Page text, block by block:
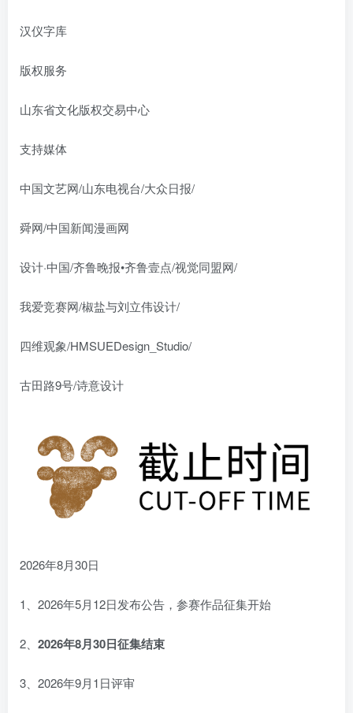
汉仪字库
版权服务
山东省文化版权交易中心
支持媒体
中国文艺网/山东电视台/大众日报/
舜网/中国新闻漫画网
设计·中国/齐鲁晚报•齐鲁壹点/视觉同盟网/
我爱竞赛网/椒盐与刘立伟设计/
四维观象/HMSUEDesign_Studio/
古田路9号/诗意设计
2026年8月30日
1、2026年5月12日发布公告，参赛作品征集开始
2、 2026年8月30日征集结束
3、2026年9月1日评审